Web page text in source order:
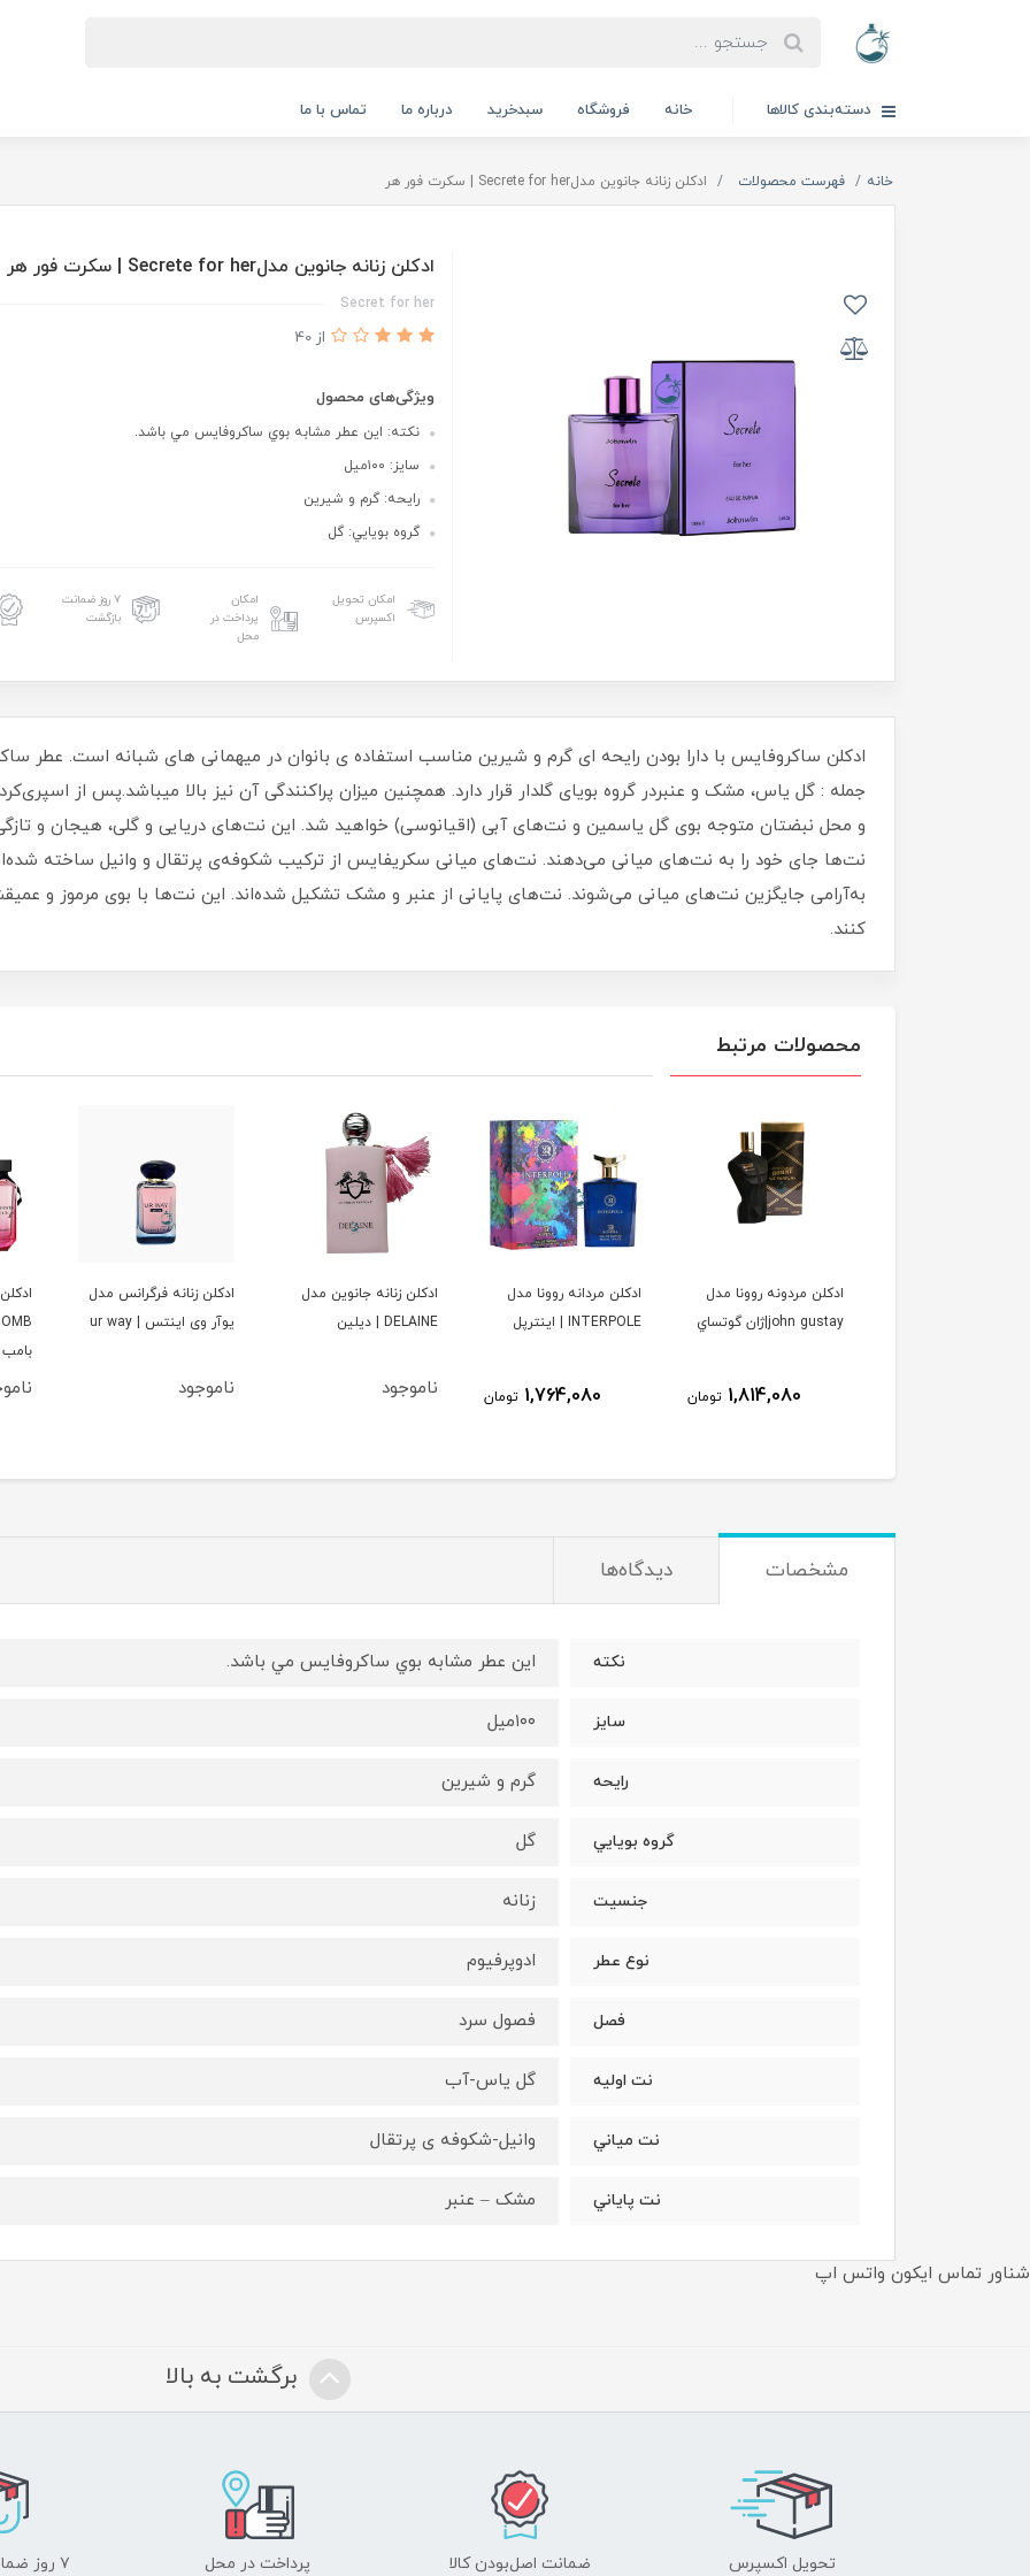
دسته‌بندی کالاها خانه فروشگاه سبدخرید درباره ما تماس با ما
خانه فهرست محصولات ادكلن زنانه جانوين مدلSecrete for her | سكرت فور هر
ادكلن زنانه جانوين مدلSecrete for her | سكرت فور هر
Secret for her
از 40
ویژگی‌های محصول
نكته: اين عطر مشابه بوي ساكروفايس مي باشد.
سايز: ١٠٠ميل
رايحه: گرم و شيرين
گروه بويايي: گل
امکان تحویل
اکسپرس
امکان
پرداخت در
محل
۷ روز ضمانت
بازگشت
ادكلن ساكروفايس با دارا بودن رایحه ای گرم و شیرین مناسب استفاده ی بانوان در میهمانی های شبانه است. عطر
و محل نبضتان متوجه بوی گل یاسمین و نت‌های آبی (اقیانوسی) خواهید شد. این نت‌های دریایی و گلی، هیجان و
نت‌ها جای خود را به نت‌های میانی می‌دهند. نت‌های میانی سکریفایس از ترکیب شکوفه‌ی پرتقال و وانیل ساخته
به‌آرامی جایگزین نت‌های میانی می‌شوند. نت‌های پایانی از عنبر و مشک تشکیل‌ شده‌اند. این نت‌ها با بوی مرموز و
كنند.
محصولات مرتبط
ادكلن مردونه روونا مدل
john gustay|ژان گوتساي
1,814,080 تومان
ادكلن مردانه روونا مدل
INTERPOLE | اينترپل
1,764,080 تومان
ادكلن زنانه جانوين مدل
DELAINE | ديلين
ناموجود
ادكلن زنانه فرگرانس مدل
يوآر وى اينتس | ur way
ناموجود
بامب
مشخصات دیدگاه‌ها
نكته اين عطر مشابه بوي ساكروفايس مي باشد.
سايز ١٠٠ميل
رايحه گرم و شيرين
گروه بويايي گل
جنسيت زنانه
نوع عطر ادوپرفيوم
فصل فصول سرد
نت اوليه گل یاس-آب
نت مياني وانیل-شکوفه ی پرتقال
نت پاياني مشک – عنبر
شناور تماس ایکون واتس اپ
برگشت به بالا
تحویل اکسپرس ضمانت اصل‌بودن کالا پرداخت در محل ۷ روز ضمانت بازگشت